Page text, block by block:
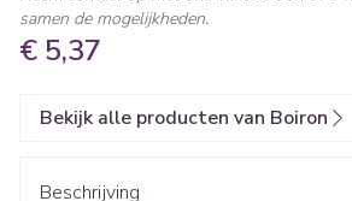
€ 5,37
samen de mogelijkheden.
Bekijk alle producten van Boiron
Beschrijving